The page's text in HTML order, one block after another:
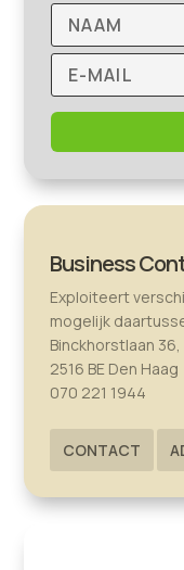
Business
Exploiteert
mogelijk
Binckhorstlaan
2516 BE Den Haag
070 221 1944
CONTACT